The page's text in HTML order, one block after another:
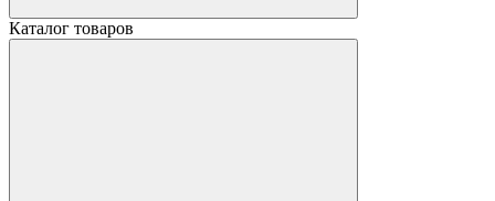
Каталог товаров